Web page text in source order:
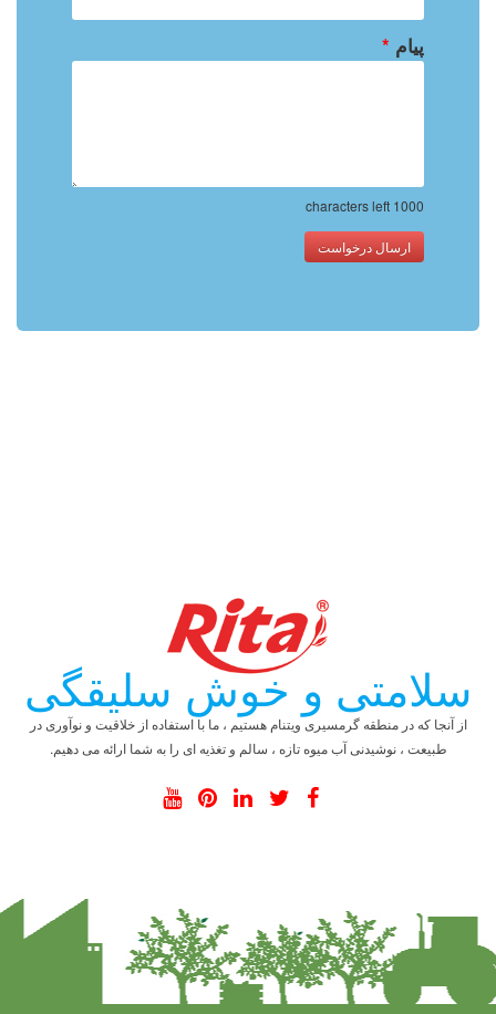
پیام *
1000
ارسال درخواست
سلامتی و خوش سلیقگی
از آنجا که در منطقه گرمسیری ویتنام هستیم ، ما با استفاده از خلاقیت و نوآوری در
طبیعت ، نوشیدنی آب میوه تازه ، سالم و تغذیه ای را به شما ارائه می دهیم.